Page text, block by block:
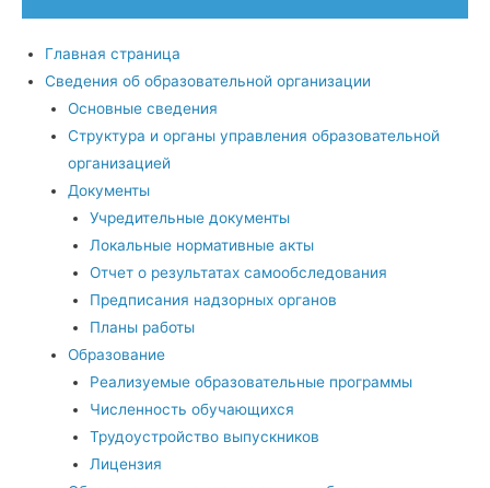
Главная страница
Сведения об образовательной организации
Основные сведения
Структура и органы управления образовательной
организацией
Документы
Учредительные документы
Локальные нормативные акты
Отчет о результатах самообследования
Предписания надзорных органов
Планы работы
Образование
Реализуемые образовательные программы
Численность обучающихся
Трудоустройство выпускников
Лицензия